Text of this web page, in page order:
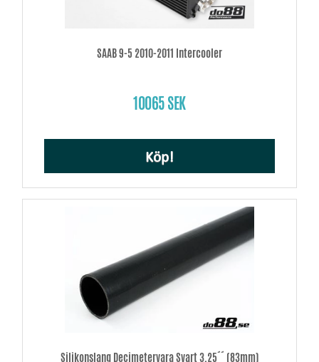
SAAB 9-5 2010-2011 Intercooler
10065 SEK
Köp!
Silikonslang Decimetervara Svart 3,25´´ (83mm)